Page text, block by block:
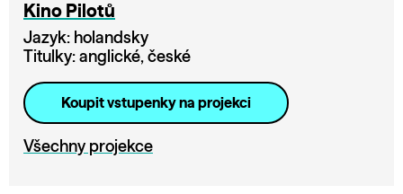
Kino Pilotů
Jazyk: holandsky
Titulky: anglické, české
Koupit vstupenky na projekci
Všechny projekce